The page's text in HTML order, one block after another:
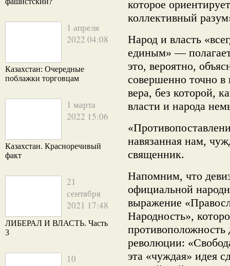
1 апреля
2022 04:08
Казахстан: Очередные
поблажки торговцам
1 марта
2022 15:06
Казахстан. Красноречивый
факт
21
сентября
2021 17:48
ЛИБЕРАЛ И ВЛАСТЬ. Часть
3
10
которое
коллективный
Народ и власть
единым» —
это, вероятно,
совершенно точно в
вера, без которой,
власти и народа
навязанная нам,
священник.
Напомним, что
официальной
выражение
Народность»,
противоположность
революции:
эта «чуждая» идея